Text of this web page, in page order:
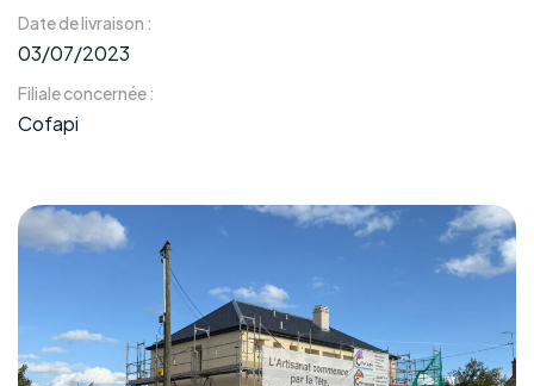
Date de livraison :
03/07/2023
Filiale concernée :
Cofapi